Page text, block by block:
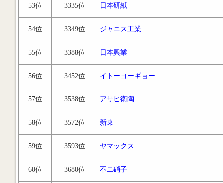
53位 3335位 日本研紙
54位 3349位 ジャニス工業
55位 3388位 日本興業
56位 3452位 イトーヨーギョー
57位 3538位 アサヒ衛陶
58位 3572位 新東
59位 3593位 ヤマックス
60位 3680位 不二硝子